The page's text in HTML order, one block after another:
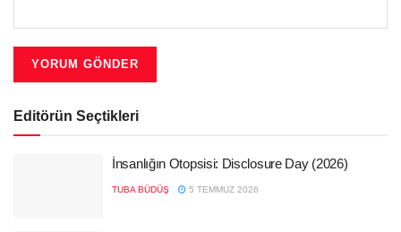
Editörün Seçtikleri
İnsanlığın Otopsisi: Disclosure Day (2026)
TUBA BÜDÜŞ 5 TEMMUZ 2026